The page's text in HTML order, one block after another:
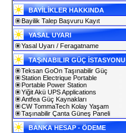
BAYİLİKLER HAKKINDA
Bayilik Talep Başvuru Kayıt
YASAL UYARI
Yasal Uyarı / Feragatname
TAŞıNABILIR GÜÇ İSTASYONU
Teksan GoOn Taşınabilir Güç
Station Electrique Portable
Portable Power Station
Yiğit Akü UPS Applications
Antfea Güç Kaynakları
CW TommaTech Kolay Yaşam
Taşınabilir Çanta Güneş Paneli
BANKA HESAP - ÖDEME